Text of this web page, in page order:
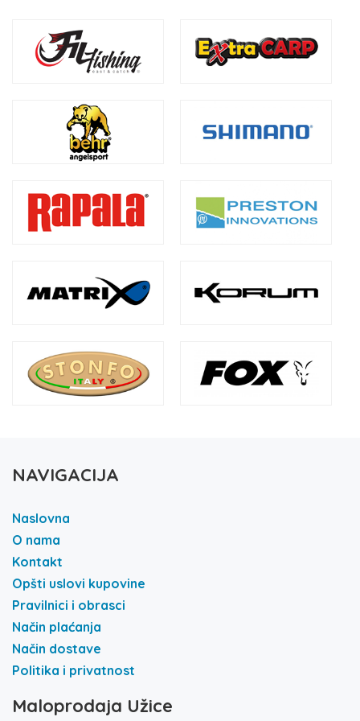
NAVIGACIJA
Naslovna
O nama
Kontakt
Opšti uslovi kupovine
Pravilnici i obrasci
Način plaćanja
Način dostave
Politika i privatnost
Maloprodaja Užice